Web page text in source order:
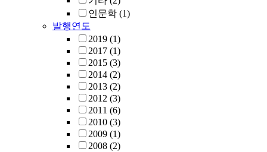
인문학 (1)
발행연도
2019 (1)
2017 (1)
2015 (3)
2014 (2)
2013 (2)
2012 (3)
2011 (6)
2010 (3)
2009 (1)
2008 (2)